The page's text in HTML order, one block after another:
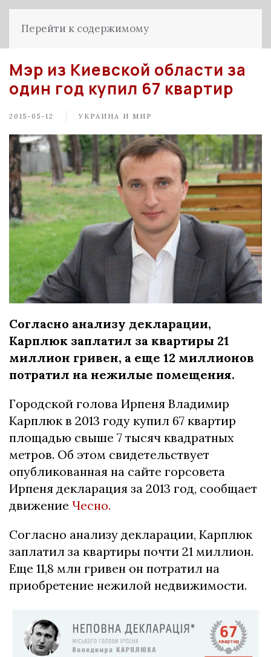
Перейти к содержимому
Мэр из Киевской области за
один год купил 67 квартир
2015-05-12 УКРАИНА И МИР
Согласно анализу декларации,
Карплюк заплатил за квартиры 21
миллион гривен, а еще 12 миллионов
потратил на нежилые помещения.
Городской голова Ирпеня Владимир
Карплюк в 2013 году купил 67 квартир
площадью свыше 7 тысяч квадратных
метров. Об этом свидетельствует
опубликованная на сайте горсовета
Ирпеня декларация за 2013 год, сообщает
движение Чесно.
Согласно анализу декларации, Карплюк
заплатил за квартиры почти 21 миллион.
Еще 11,8 млн гривен он потратил на
приобретение нежилой недвижимости.